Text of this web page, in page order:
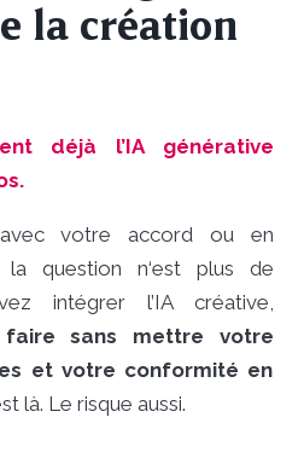
la création
déjà l’IA générative
votre accord ou en
la question n‘est plus de
intégrer l’IA créative,
sans mettre votre
etvotre conformité en
là. Le risque aussi.